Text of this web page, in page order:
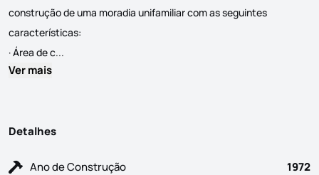
construção de uma moradia unifamiliar com as seguintes
características:
· Área de c...
Ver mais
Detalhes
Ano de Construção
1972